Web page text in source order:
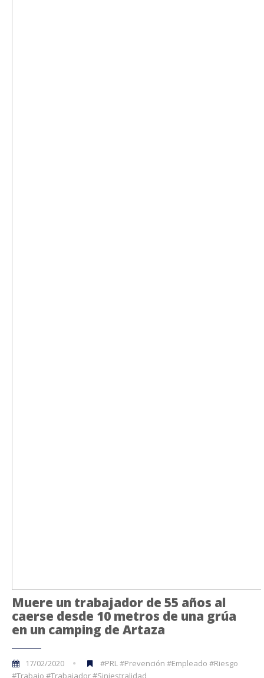
Muere un trabajador de 55 años al
caerse desde 10 metros de una grúa
en un camping de Artaza
17/02/2020
#PRL #Prevención #Empleado #Riesgo
#Trabajo #Trabajador #Siniestralidad